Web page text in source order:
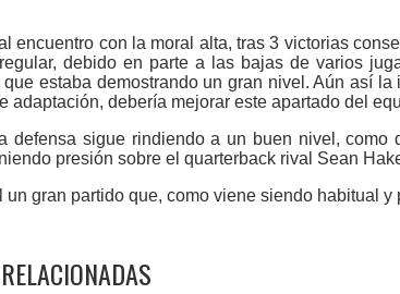
encuentro con la moral alta, tras 3 victorias
debido en parte a las bajas de varios
estaba demostrando un gran nivel. Aún así
adaptación, debería mejorar este apartado del
defensa sigue rindiendo a un buen nivel,
presión sobre el quarterback rival Sean
un gran partido que, como viene siendo habitual